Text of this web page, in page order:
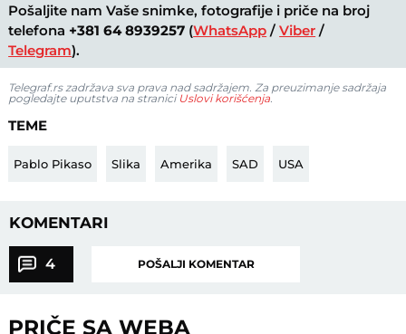
Pošaljite nam Vaše snimke, fotografije i priče na broj
telefona +381 64 8939257 (WhatsApp /Viber /
Telegram).
Telegraf.rs zadržava sva prava nad sadržajem. Za preuzimanje sadržaja
pogledajte uputstva na stranici Uslovi korišćenja.
TEME
Pablo Pikaso Slika Amerika SAD USA
KOMENTARI
4 POŠALJI KOMENTAR
PRIČE SA WEBA